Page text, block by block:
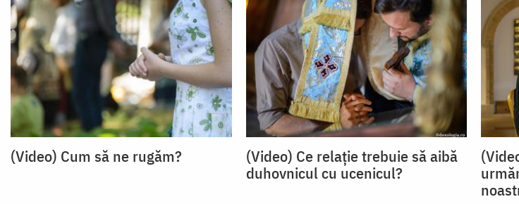
(Video) Cum să ne rugăm?
(Video) Ce relație trebuie să aibă
duhovnicul cu ucenicul?